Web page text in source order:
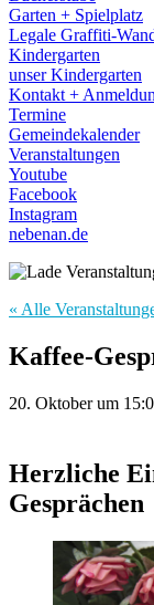
Garten + Spielplatz
Legale Graffiti-
Kindergarten
unser Kindergarten
Kontakt +
Termine
Gemeindekalender
Veranstaltungen
Youtube
Facebook
Instagram
nebenan.de
« Alle
Kaffee-
20. Oktoberum
Herzliche
Gesprächen